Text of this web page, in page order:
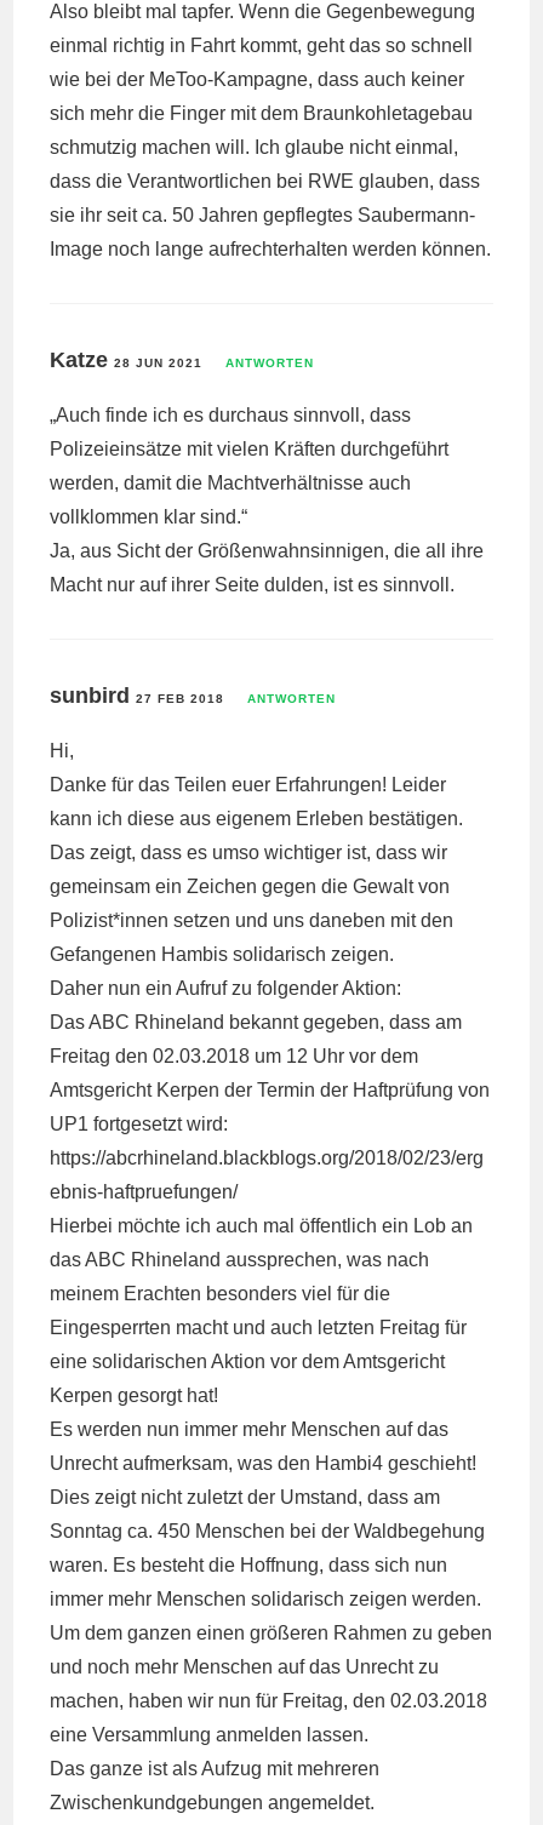
Also bleibt mal tapfer. Wenn die Gegenbewegung
einmal richtig in Fahrt kommt, geht das so schnell
wie bei der MeToo-Kampagne, dass auch keiner
sich mehr die Finger mit dem Braunkohletagebau
schmutzig machen will. Ich glaube nicht einmal,
dass die Verantwortlichen bei RWE glauben, dass
sie ihr seit ca. 50 Jahren gepflegtes Saubermann-
Image noch lange aufrechterhalten werden können.
Katze28 JUN 2021 ANTWORTEN
„Auch finde ich es durchaus sinnvoll, dass
Polizeieinsätze mit vielen Kräften durchgeführt
werden, damit die Machtverhältnisse auch
vollklommen klar sind.“
Ja, aus Sicht der Größenwahnsinnigen, die all ihre
Macht nur auf ihrer Seite dulden, ist es sinnvoll.
sunbird27 FEB 2018 ANTWORTEN
Hi,
Danke für das Teilen euer Erfahrungen! Leider
kann ich diese aus eigenem Erleben bestätigen.
Das zeigt, dass es umso wichtiger ist, dass wir
gemeinsam ein Zeichen gegen die Gewalt von
Polizist*innen setzen und uns daneben mit den
Gefangenen Hambis solidarisch zeigen.
Daher nun ein Aufruf zu folgender Aktion:
Das ABC Rhineland bekannt gegeben, dass am
Freitag den 02.03.2018 um 12 Uhr vor dem
Amtsgericht Kerpen der Termin der Haftprüfung von
UP1 fortgesetzt wird:
https://abcrhineland.blackblogs.org/2018/02/23/erg
ebnis-haftpruefungen/
Hierbei möchte ich auch mal öffentlich ein Lob an
das ABC Rhineland aussprechen, was nach
meinem Erachten besonders viel für die
Eingesperrten macht und auch letzten Freitag für
eine solidarischen Aktion vor dem Amtsgericht
Kerpen gesorgt hat!
Es werden nun immer mehr Menschen auf das
Unrecht aufmerksam, was den Hambi4 geschieht!
Dies zeigt nicht zuletzt der Umstand, dass am
Sonntag ca. 450 Menschen bei der Waldbegehung
waren. Es besteht die Hoffnung, dass sich nun
immer mehr Menschen solidarisch zeigen werden.
Um dem ganzen einen größeren Rahmen zu geben
und noch mehr Menschen auf das Unrecht zu
machen, haben wir nun für Freitag, den 02.03.2018
eine Versammlung anmelden lassen.
Das ganze ist als Aufzug mit mehreren
Zwischenkundgebungen angemeldet.